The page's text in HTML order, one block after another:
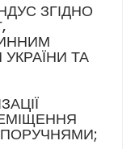
ЗГІДНО
ТА
ПОРУЧНЯМИ;